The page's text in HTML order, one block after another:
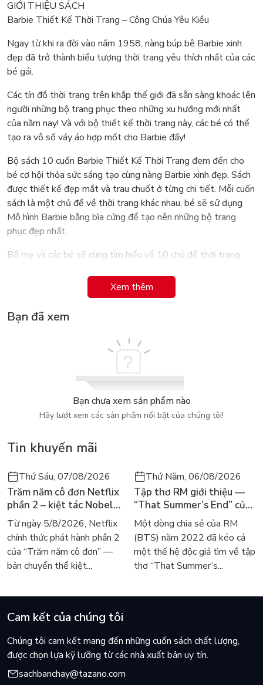
GIỚI THIỆU SÁCH
Barbie Thiết Kế Thời Trang – Công Chúa Yêu Kiều
Ngay từ khi ra đời vào năm 1958, nàng búp bê Barbie xinh
đẹp đã trở thành biểu tượng thời trang yêu thích nhất của các
bé gái.
Các tín đồ thời trang trên khắp thế giới đã sẵn sàng khoác lên
người những bộ trang phục theo những xu hướng mới nhất
của năm nay! Và với bộ thiết kế thời trang này, các bé có thể
tạo ra vô số váy áo hợp mốt cho Barbie đấy!
Bộ sách 10 cuốn Barbie Thiết Kế Thời Trang đem đến cho
bé cơ hội thỏa sức sáng tạo cùng nàng Barbie xinh đẹp. Sách
được thiết kế đẹp mắt và trau chuốt ở từng chi tiết. Mỗi cuốn
sách là một chủ đề về thời trang khác nhau, bé sẽ sử dụng
Mô hình Barbie bằng bìa cứng để tạo nên những bộ trang
phục đẹp nhất.
Bố mẹ và các bé sẽ cùng tìm hiểu về 10 chủ đề thời trang
Barbie Thiết Kế Thời Trang – Công chúa yêu kiều: Bất cứ bé
áo mang phong cách công chúa của Barbie.
Xem thêm
Bạn đã xem
Bạn chưa xem sản phẩm nào
Hãy lướt xem các sản phẩm nổi bật của chúng tôi!
Tin khuyến mãi
Thứ Sáu, 07/08/2026
Trăm năm cô đơn Netflix
phần 2 – kiệt tác Nobel
trở lại màn ảnh, dòng
người tìm đọc lại García
Márquez
Từ ngày 5/8/2026, Netflix
chính thức phát hành phần 2
của “Trăm năm cô đơn” —
bản chuyển thể kiệt...
Thứ Năm, 06/08/2026
Tập thơ RM giới thiệu —
“That Summer’s End” của
Lee Seong-bok ra mắt bản
tiếng Anh sau 4 năm gây
sốt
Một dòng chia sẻ của RM
(BTS) năm 2022 đã kéo cả
một thế hệ độc giả tìm về tập
thơ “That Summer’s...
Cam kết của chúng tôi
Chúng tôi cam kết mang đến những cuốn sách chất lượng,
được chọn lựa kỹ lưỡng từ các nhà xuất bản uy tín.
sachbanchay@tazano.com